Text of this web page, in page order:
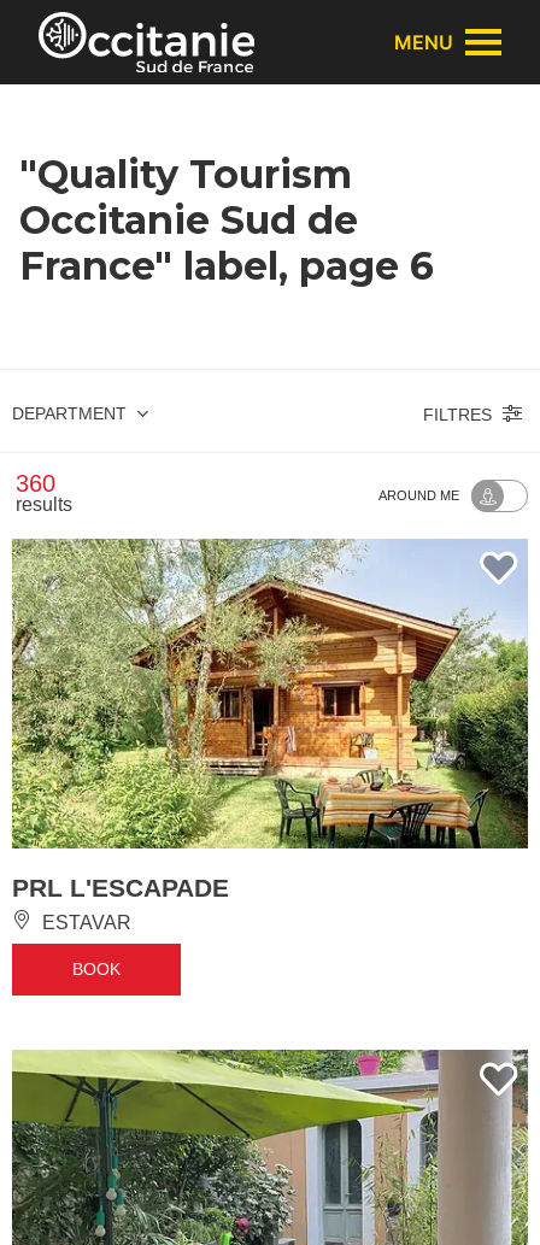
Cookies management panel
MENU
"Quality Tourism
Occitanie Sud de
France" label, page 6
DEPARTMENT FILTRES
360
results AROUND ME
PRL L'ESCAPADE
ESTAVAR
BOOK